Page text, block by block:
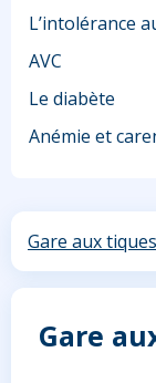
L’intolérance
AVC
Le diabète
Anémie et
Gare aux
Gare